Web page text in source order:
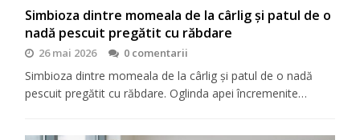
Simbioza dintre momeala de la cârlig și patul de o
nadă pescuit pregătit cu răbdare
26 mai 2026 0 comentarii
Simbioza dintre momeala de la cârlig și patul de o nadă
pescuit pregătit cu răbdare. Oglinda apei încremenite…